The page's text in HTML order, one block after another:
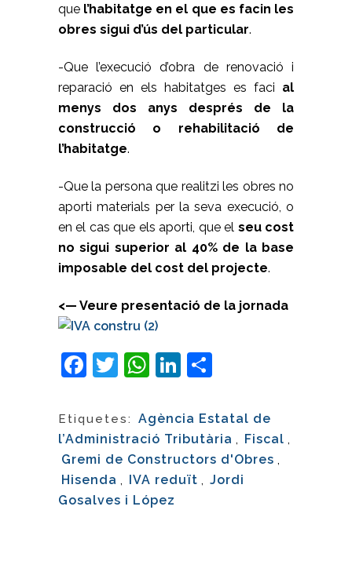
que l’habitatge en el que es facin les
obres sigui d’ús del particular.
-Que l’execució d’obra de renovació i
reparació en els habitatges es faci al
menys dos anys després de la
construcció o rehabilitació de
l’habitatge.
-Que la persona que realitzi les obres no
aporti materials per la seva execució, o
en el cas que els aporti, que el seu cost
no sigui superior al 40% de la base
imposable del cost del projecte.
<— Veure presentació de la jornada
Facebook
Twitter
WhatsApp
LinkedIn
Etiquetes:
Agència Estatal de
l’Administració Tributària , Fiscal ,
Gremi de Constructors d'Obres ,
Hisenda , IVA reduït , Jordi
Gosalves i López